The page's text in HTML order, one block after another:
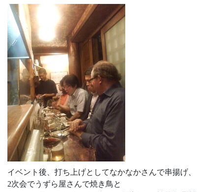
イベント後、打ち上げとしてなかなかさんで串揚げ、
2次会でうずら屋さんで焼き鳥と